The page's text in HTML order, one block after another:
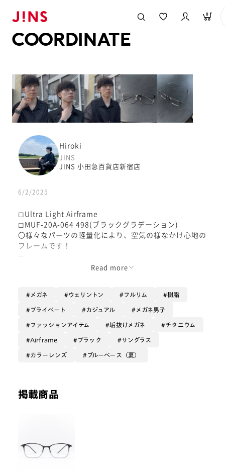
0
COORDINATE
Hiroki
JINS
JINS 小田急百貨店新宿店
6/2/2025
◻︎Ultra Light Airframe
◻︎MUF-20A-064 498(ブラックグラデーション)
〇様々なパーツの軽量化により、空気の様なかけ心地の
フレームです！
〇細いβチタン素材により軽量化かつ柔軟性にも優れて
Read more
メガネ ウェリントン フルリム 樹脂
プライベート カジュアル メガネ男子
ファッションアイテム 垢抜けメガネ チタニウム
Airframe ブラック サングラス
カラーレンズ ブルーベース（夏）
掲載商品